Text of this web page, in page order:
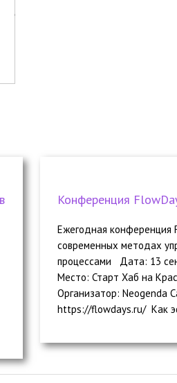
Конференция
Ежегодная конференция
современных методах
процессами Дата: 13
Место: Старт Хаб на
Организатор: Neogenda
https://flowdays.ru/ Как